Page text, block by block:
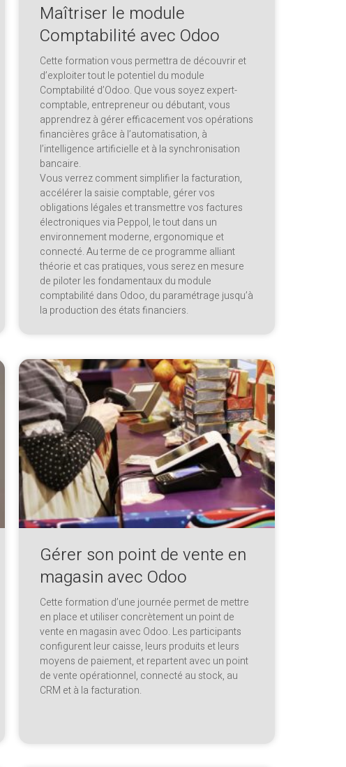
Maîtriser le module
Comptabilité avec Odoo
Cette formation vous permettra de découvrir et
d’exploiter tout le potentiel du module
Comptabilité d’Odoo. Que vous soyez expert-
comptable, entrepreneur ou débutant, vous
apprendrez à gérer efficacement vos opérations
financières grâce à l’automatisation, à
l’intelligence artificielle et à la synchronisation
bancaire.
Vous verrez comment simplifier la facturation,
accélérer la saisie comptable, gérer vos
obligations légales et transmettre vos factures
électroniques via Peppol, le tout dans un
environnement moderne, ergonomique et
connecté. Au terme de ce programme alliant
théorie et cas pratiques, vous serez en mesure
de piloter les fondamentaux du module
comptabilité dans Odoo, du paramétrage jusqu’à
la production des états financiers.
Gérer son point de vente en
magasin avec Odoo
Cette formation d’une journée permet de mettre
en place et utiliser concrètement un point de
vente en magasin avec Odoo. Les participants
configurent leur caisse, leurs produits et leurs
moyens de paiement, et repartent avec un point
de vente opérationnel, connecté au stock, au
CRM et à la facturation.